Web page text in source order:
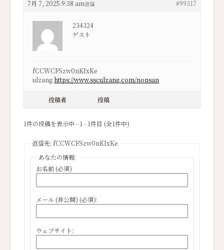
7月 7, 2025 9:38 am #99317
返信
234324
ゲスト
fCCWCFSzw0nKIxKe
ulzang https://www.ssculzang.com/nonsan
投稿者 投稿
1件の投稿を表示中 - 1 - 1件目 (全1件中)
返信先: fCCWCFSzw0nKIxKe
あなたの情報:
お名前 (必須)
メール (非公開) (必須):
ウェブサイト: